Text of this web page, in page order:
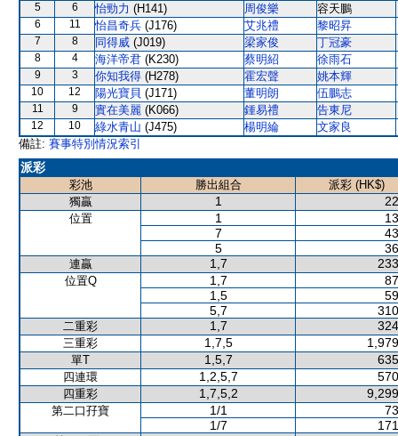
5 6 怡勁力 (H141) 周俊樂 容天鵬
6 11 怡昌奇兵 (J176) 艾兆禮 黎昭昇
7 8 同得威 (J019) 梁家俊 丁冠豪
8 4 海洋帝君 (K230) 蔡明紹 徐雨石
9 3 你知我得 (H278) 霍宏聲 姚本輝
10 12 陽光寶貝 (J171) 董明朗 伍鵬志
11 9 實在美麗 (K066) 鍾易禮 告東尼
12 10 綠水青山 (J475) 楊明綸
文家良
備註: 賽事特別情況索引
派彩
彩池 勝出組合
派彩 (HK$)
獨贏
1
位置 1
7
5
連贏 1,7
位置Q 1,7
1,5
5,7
二重彩 1,7
三重彩 1,7,5
單T 1,5,7
四連環 1,2,5,7
四重彩 1,7,5,2
第二口孖寶 1/1
1/7